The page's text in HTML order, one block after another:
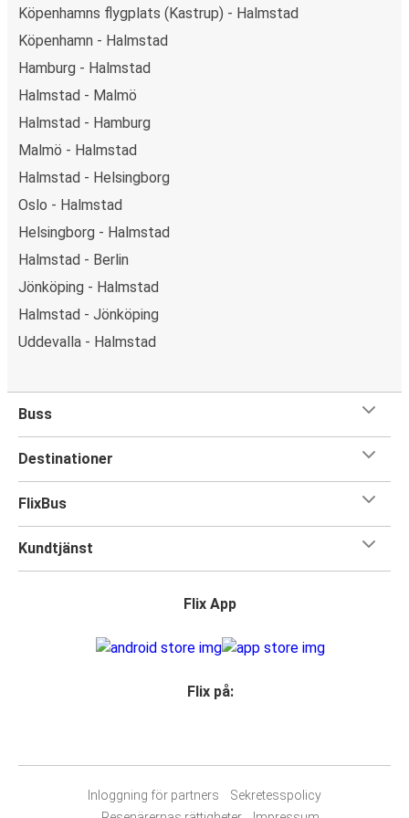
Köpenhamns flygplats (Kastrup) - Halmstad
Köpenhamn - Halmstad
Hamburg - Halmstad
Halmstad - Malmö
Halmstad - Hamburg
Malmö - Halmstad
Halmstad - Helsingborg
Oslo - Halmstad
Helsingborg - Halmstad
Halmstad - Berlin
Jönköping - Halmstad
Halmstad - Jönköping
Uddevalla - Halmstad
Buss
Destinationer
FlixBus
Kundtjänst
Flix App
Flix på:
Inloggning för partners
Sekretesspolicy